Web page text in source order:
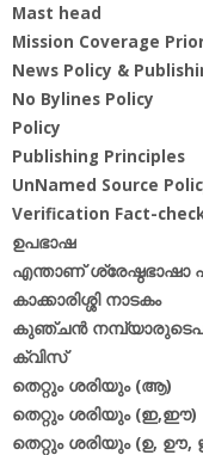
Mast head
Mission Coverage
News Policy &
No Bylines Policy
Policy
Publishing Principles
UnNamed Source
Verification Fact-
ഉപഭാഷ
എന്താണ് ശ്രേഷ്ഠഭാഷാ
കാക്കാരിശ്ശി നാടകം
കുഞ്ചന്‍
ക്വിസ്
തെറ്റും ശരിയും (ആ)
തെറ്റും ശരിയും (ഇ,ഈ)
തെറ്റും ശരിയും (ഉ, ഊ,